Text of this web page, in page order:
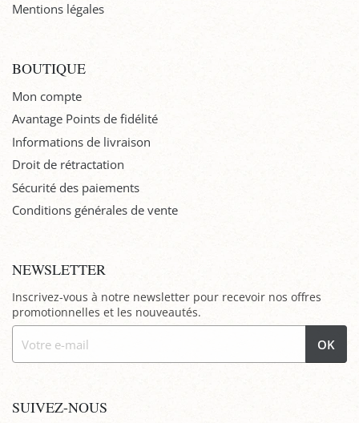
Mentions légales
BOUTIQUE
Mon compte
Avantage Points de fidélité
Informations de livraison
Droit de rétractation
Sécurité des paiements
Conditions générales de vente
NEWSLETTER
Inscrivez-vous à notre newsletter pour recevoir nos offres
promotionnelles et les nouveautés.
OK
SUIVEZ-NOUS